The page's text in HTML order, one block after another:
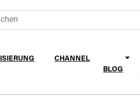
CHANNEL
BLOG